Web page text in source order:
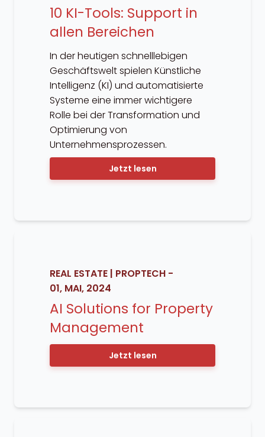
10 KI-Tools: Support in
allen Bereichen
In der heutigen schnelllebigen
Geschäftswelt spielen Künstliche
Intelligenz (KI) und automatisierte
Systeme eine immer wichtigere
Rolle bei der Transformation und
Optimierung von
Unternehmensprozessen.
Jetzt lesen
REAL ESTATE| PROPTECH-
01, MAI, 2024
AI Solutions for Property
Management
Jetzt lesen